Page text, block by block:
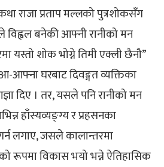
राजा प्रताप मल्लको पुत्रशोकसँग
विह्वल बनेकी आफ्नी रानीको मन
यस्तो शोक भोग्ने तिमी एक्ली छैनौ”
आफ्ना घरबाट दिवङ्गत व्यक्तिका
दिए । तर, यसले पनि रानीको मन
हाँस्यव्यङ्ग्य र प्रहसनका
लगाए, जसले कालान्तरमा
रूपमा विकास भयो भन्ने ऐतिहासिक